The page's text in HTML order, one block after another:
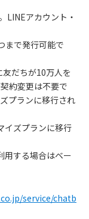
LINEアカウント・
まで発行可能で
だちが10万人を
約変更は不要で
プランに移行され
イズプランに移行
用する場合はベー
service/chatb